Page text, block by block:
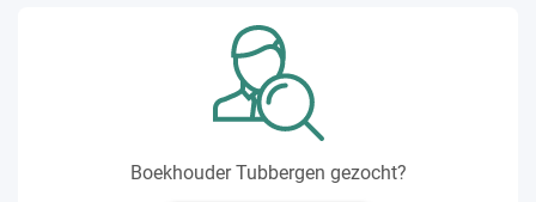
Boekhouder Tubbergen gezocht?